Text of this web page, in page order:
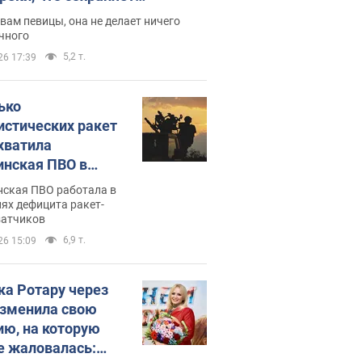
ведь у нее нет детей
певицы, она не делает ничего
17:39 5,2 т.
ракет
ПВО в
в Минобороны
цифру
ПВО работала в
дефицита ракет-
15:09 6,9 т.
Ротару через
свою
на которую
жаловалась: